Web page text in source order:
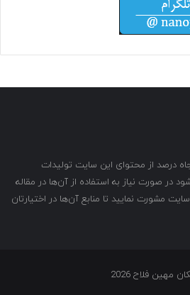
درصد از محتوای این سایت تولیدات
صورت نیاز به استفاده از آن‌ها در مقاله
مشورت نمایید تا منابع آن‌ها در اختیارتان
مهین فلاح 2026